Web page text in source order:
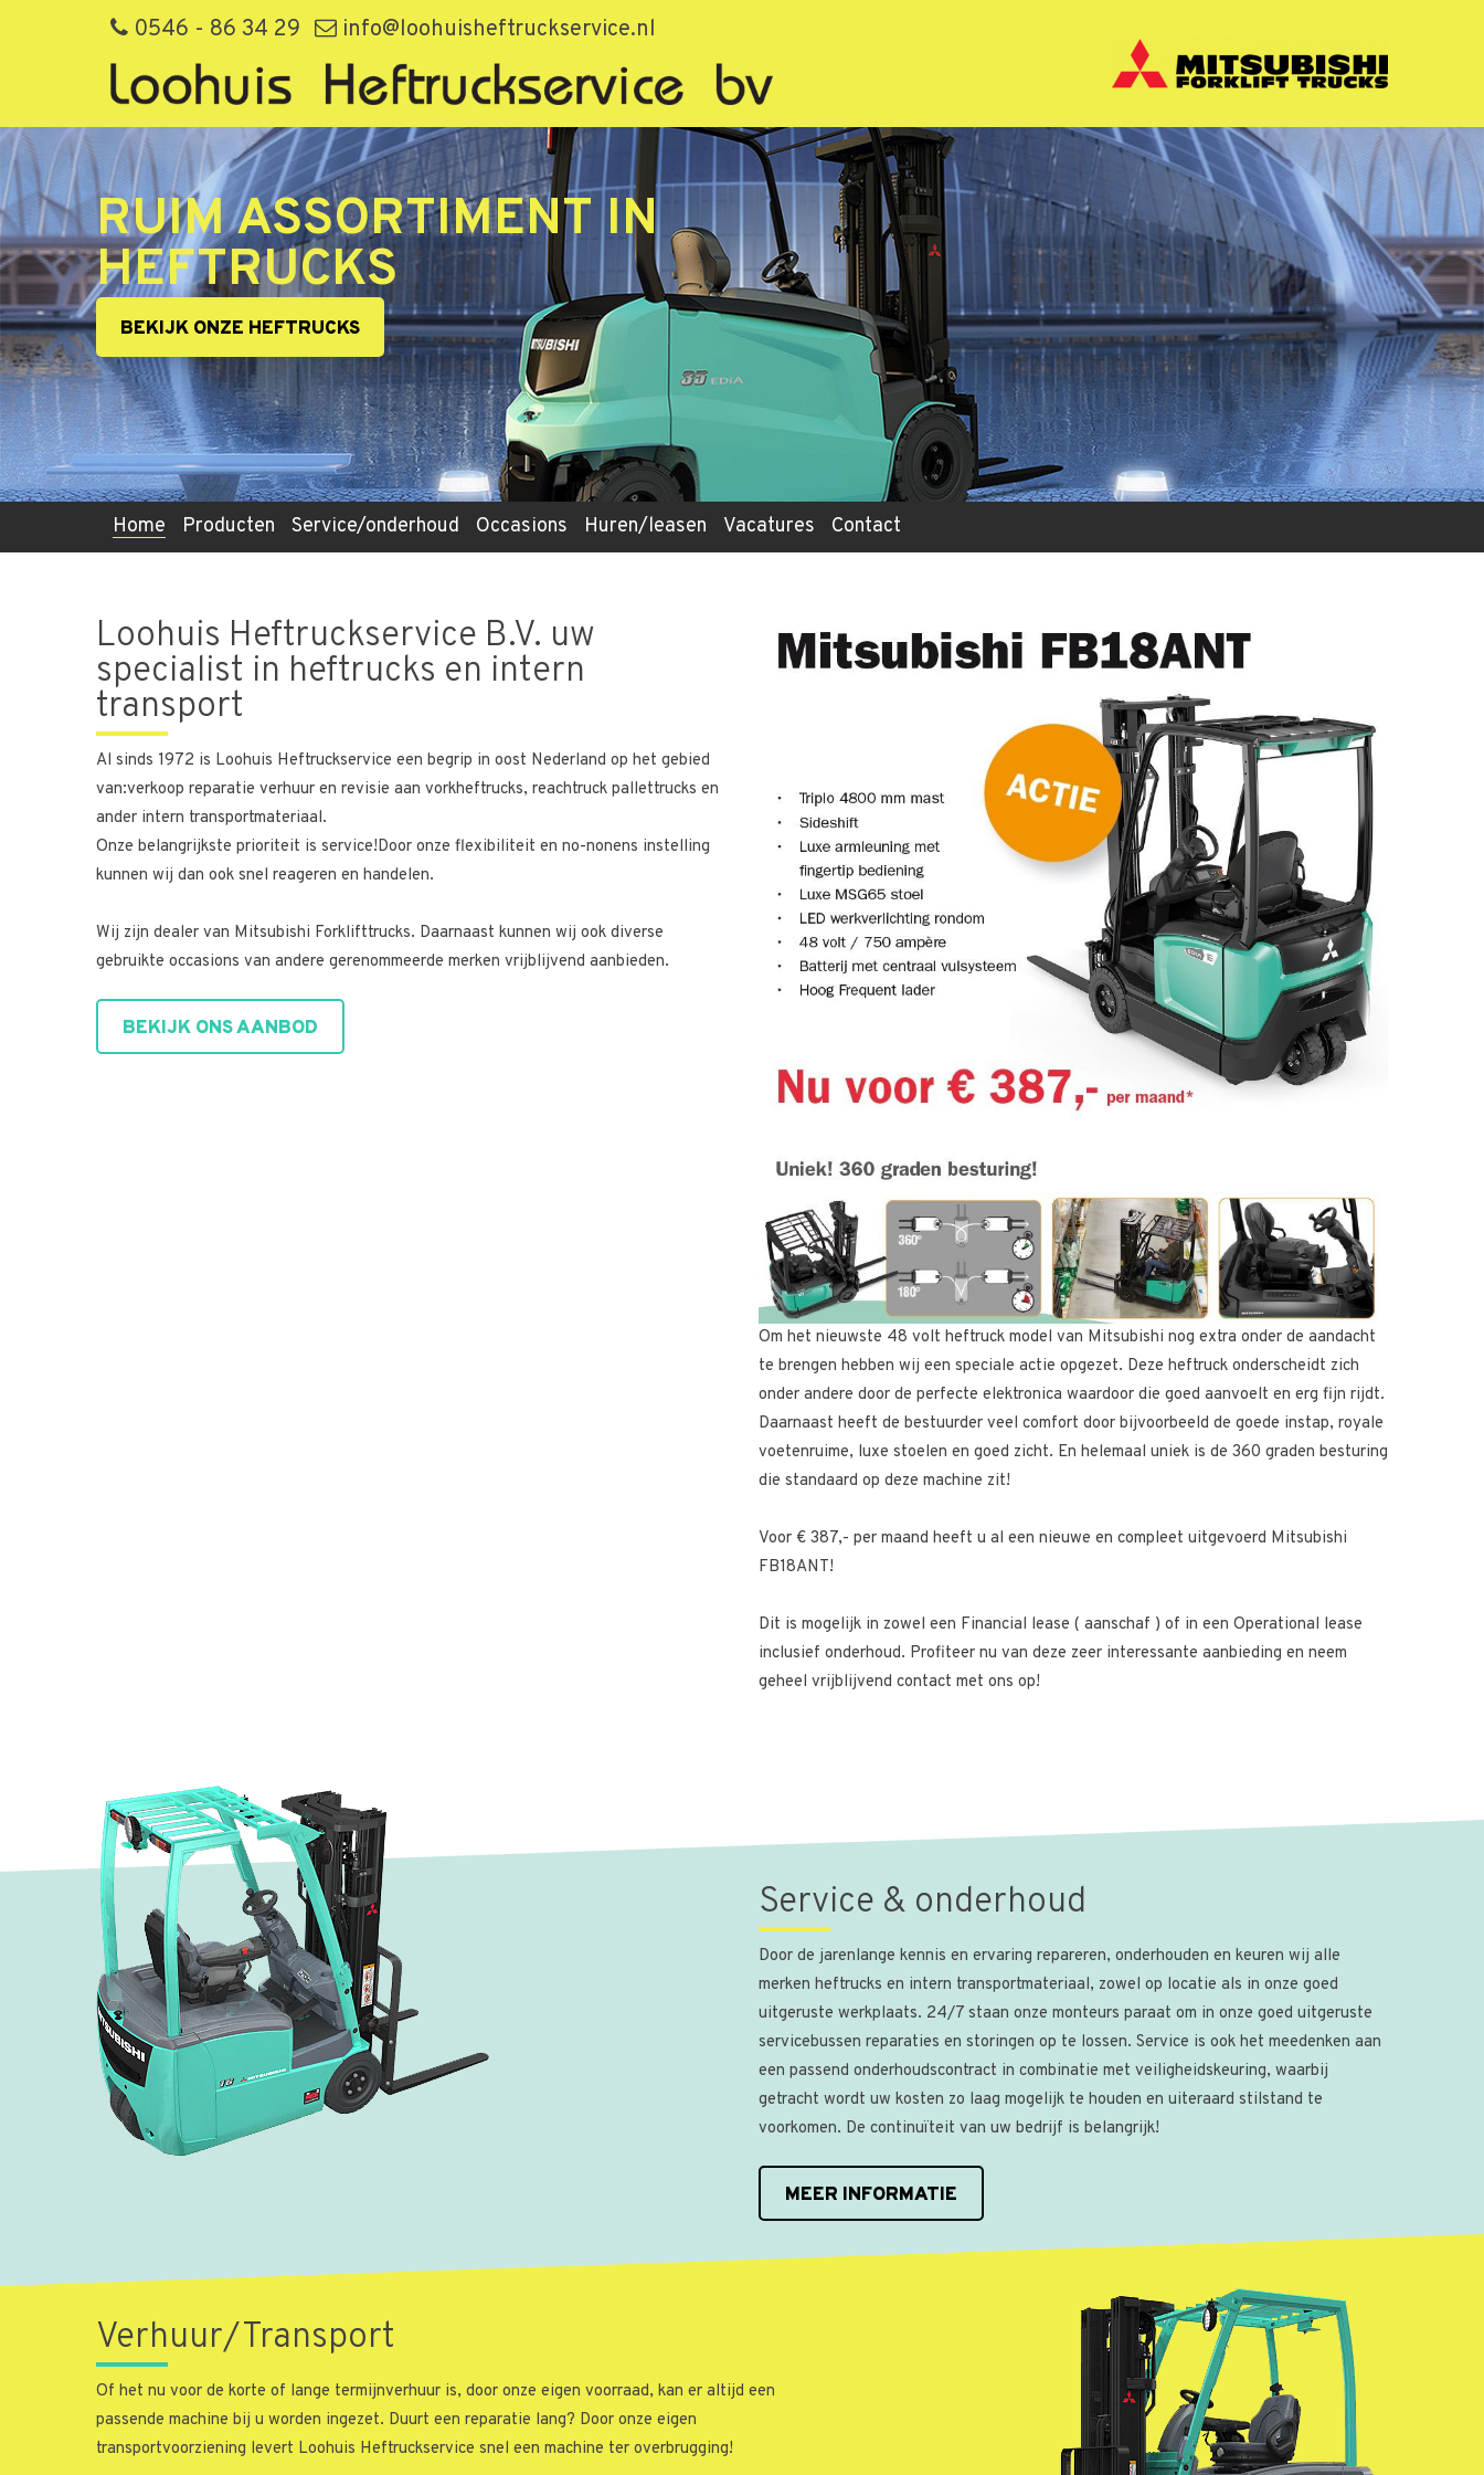
0546 - 86 34 29 info@loohuisheftruckservice.nl
Home Producten Service/onderhoud Occasions Huren/leasen Vacatures Contact
RUIM ASSORTIMENT IN
HEFTRUCKS
BEKIJK ONZE HEFTRUCKS
Loohuis Heftruckservice B.V. uw
specialist in heftrucks en intern
transport
Al sinds 1972 is Loohuis Heftruckservice een begrip in oost Nederland op het gebied
van:verkoop reparatie verhuur en revisie aan vorkheftrucks, reachtruck pallettrucks en
ander intern transportmateriaal.
Onze belangrijkste prioriteit is service!Door onze flexibiliteit en no-nonens instelling
kunnen wij dan ook snel reageren en handelen.
Wij zijn dealer van Mitsubishi Forklifttrucks. Daarnaast kunnen wij ook diverse
gebruikte occasions van andere gerenommeerde merken vrijblijvend aanbieden.
BEKIJK ONS AANBOD
Om het nieuwste 48 volt heftruck model van Mitsubishi nog extra onder de aandacht
te brengen hebben wij een speciale actie opgezet. Deze heftruck onderscheidt zich
onder andere door de perfecte elektronica waardoor die goed aanvoelt en erg fijn rijdt.
Daarnaast heeft de bestuurder veel comfort door bijvoorbeeld de goede instap, royale
voetenruime, luxe stoelen en goed zicht. En helemaal uniek is de 360 graden besturing
die standaard op deze machine zit!
Voor € 387,- per maand heeft u al een nieuwe en compleet uitgevoerd Mitsubishi
FB18ANT!
Dit is mogelijk in zowel een Financial lease ( aanschaf ) of in een Operational lease
inclusief onderhoud. Profiteer nu van deze zeer interessante aanbieding en neem
geheel vrijblijvend contact met ons op!
Service & onderhoud
Door de jarenlange kennis en ervaring repareren, onderhouden en keuren wij alle
merken heftrucks en intern transportmateriaal, zowel op locatie als in onze goed
uitgeruste werkplaats. 24/7 staan onze monteurs paraat om in onze goed uitgeruste
servicebussen reparaties en storingen op te lossen. Service is ook het meedenken aan
een passend onderhoudscontract in combinatie met veiligheidskeuring, waarbij
getracht wordt uw kosten zo laag mogelijk te houden en uiteraard stilstand te
voorkomen. De continuïteit van uw bedrijf is belangrijk!
MEER INFORMATIE
Verhuur/Transport
Of het nu voor de korte of lange termijnverhuur is, door onze eigen voorraad, kan er altijd een
passende machine bij u worden ingezet. Duurt een reparatie lang? Door onze eigen
transportvoorziening levert Loohuis Heftruckservice snel een machine ter overbrugging!